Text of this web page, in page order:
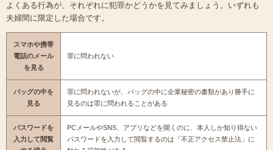
よくある行為が、それぞれに犯罪かどうかを見てみましょう。いずれも
夫婦間に限定した場合です。
スマホや携帯
電話のメール
を見る
罪に問われない
バッグの中を
見る
罪に問われないが、バッグの中に企業秘密の書類があり勝手に
見るのは罪に問われることがある
パスワードを
入力して閲覧
PCメールやSNS、アプリなどを開くのに、本人しか知り得ない
パスワードを入力して閲覧するのは「不正アクセス禁止法」に